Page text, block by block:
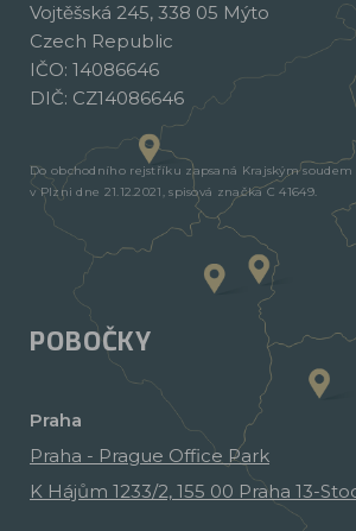
Vojtěšská 245, 338 05 Mýto
Czech Republic
IČO: 14086646
DIČ: CZ14086646
Do obchodního rejstříku zapsaná Krajským soudem
v Plzni dne 21.12.2021, spisová značka C 41649.
POBOČKY
Praha
Praha - Prague Office Park
K Hájům 1233/2, 155 00 Praha 13-